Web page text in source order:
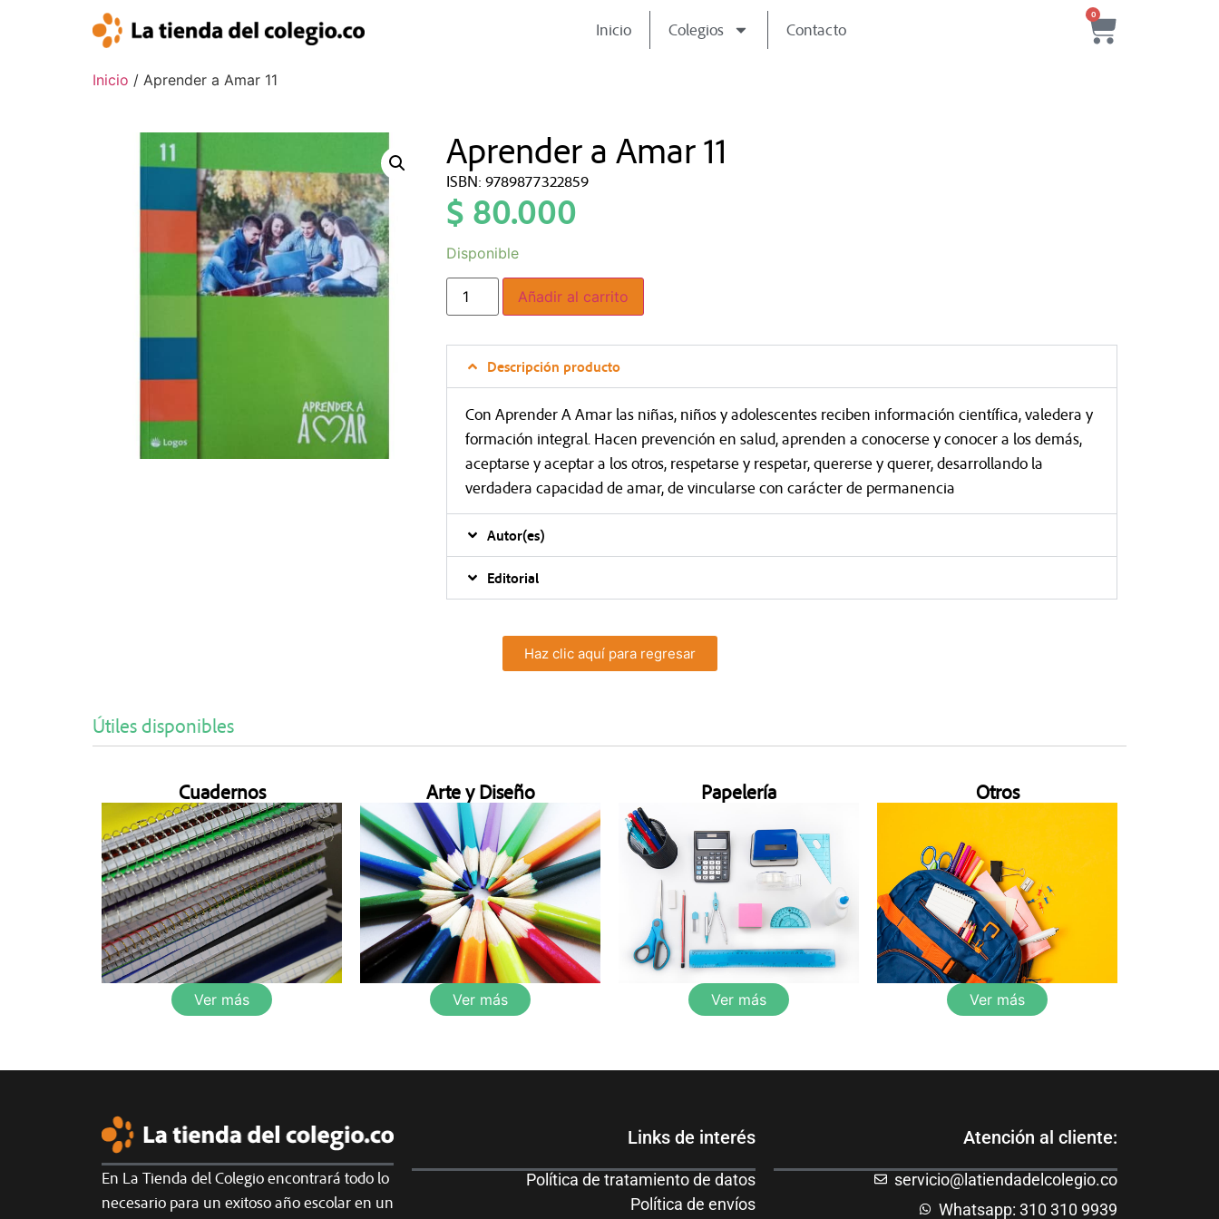
Inicio Colegios Contacto
0
Inicio / Aprender a Amar 11
Aprender a Amar 11
ISBN: 9789877322859
$ 80.000
Disponible
Añadir al carrito
Descripción producto
Con Aprender A Amar las niñas, niños y adolescentes reciben información científica, valedera y
formación integral. Hacen prevención en salud, aprenden a conocerse y conocer a los demás,
aceptarse y aceptar a los otros, respetarse y respetar, quererse y querer, desarrollando la
verdadera capacidad de amar, de vincularse con carácter de permanencia
Autor(es)
Editorial
Haz clic aquí para regresar
Útiles disponibles
Cuadernos
Ver más
Arte y Diseño
Ver más
Papelería
Ver más
Otros
Ver más
En La Tienda del Colegio encontrará todo lo
necesario para un exitoso año escolar en un
Links de interés
Política de tratamiento de datos
Política de envíos
Atención al cliente:
servicio@latiendadelcolegio.co
Whatsapp: 310 310 9939